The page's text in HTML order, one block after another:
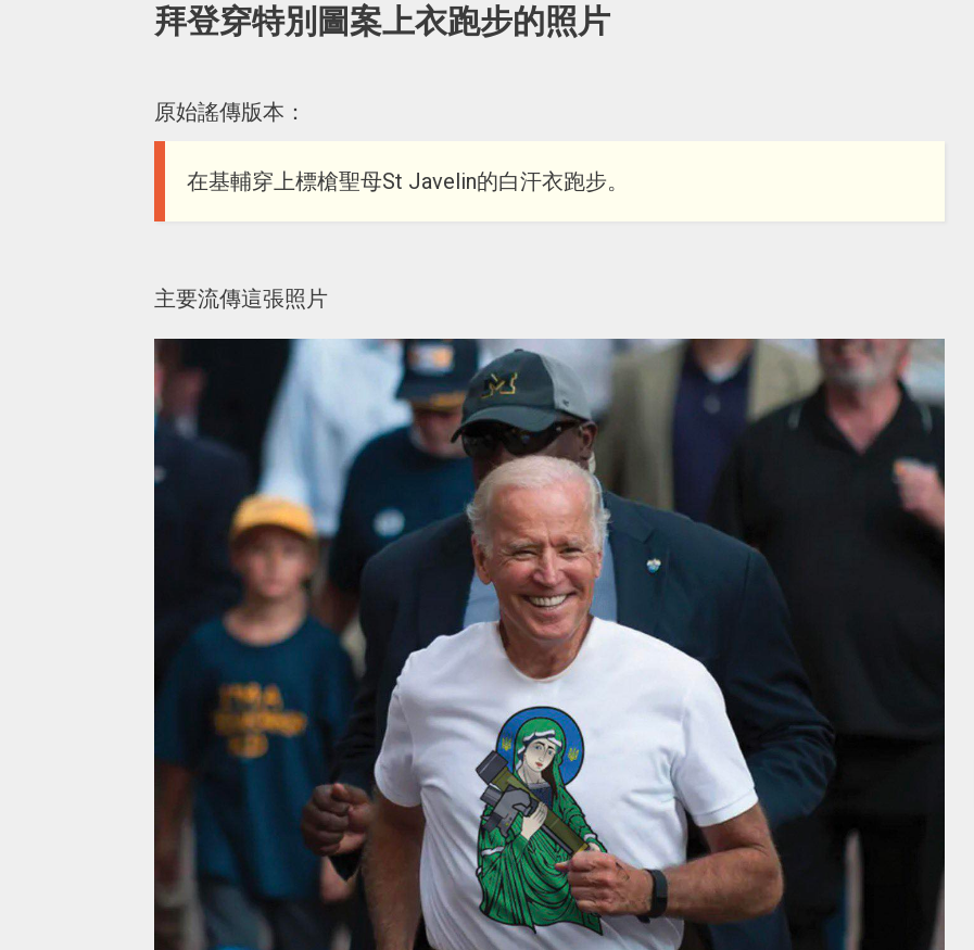
拜登穿特別圖案上衣跑步的照片
原始謠傳版本：
在基輔穿上標槍聖母St Javelin的白汗衣跑步。
主要流傳這張照片